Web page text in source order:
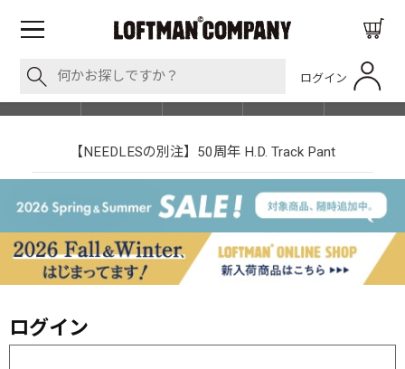
ログイン
SHOP LIST
【NEEDLESの別注】50周年 H.D. Track Pant
ログイン